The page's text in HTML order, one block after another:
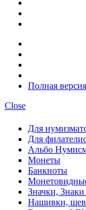
Полная
Close
Для
Для
Альбо
Монеты
Банкноты
Значки,
Нашивки,